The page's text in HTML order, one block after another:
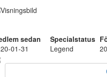
sedan Specialstatus
01-31
Legend